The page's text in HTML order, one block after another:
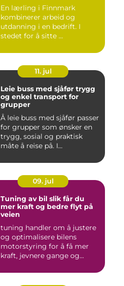
En lærling i Finnmark
kombinerer arbeid og
utdanning i en bedrift. I
stedet for å sitte ...
11. jul
Leie buss med sjåfør trygg
og enkel transport for
grupper
Å leie buss med sjåfør passer
for grupper som ønsker en
trygg, sosial og praktisk
måte å reise på. I...
09. jul
Tuning av bil slik får du
mer kraft og bedre flyt på
veien
tuning handler om å justere
og optimalisere bilens
motorstyring for å få mer
kraft, jevnere gange og...